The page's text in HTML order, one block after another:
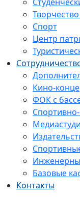
Спорт
Центр
Кино-
ФОК с
Базовые
Контакты